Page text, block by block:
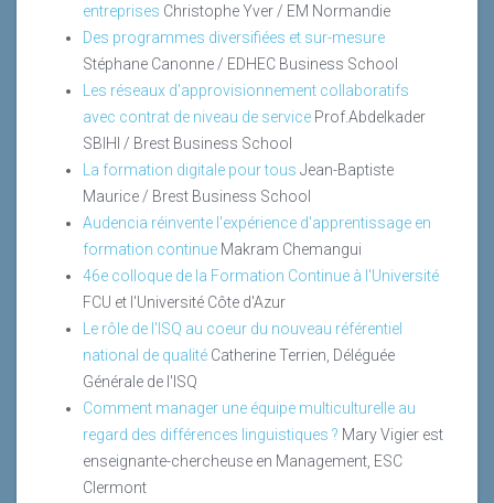
entreprises Christophe Yver / EM Normandie
Des programmes diversifiées et sur-mesure
Stéphane Canonne / EDHEC Business School
Les réseaux d'approvisionnement collaboratifs
avec contrat de niveau de service Prof.Abdelkader
SBIHI / Brest Business School
La formation digitale pour tous Jean-Baptiste
Maurice / Brest Business School
Audencia réinvente l'expérience d'apprentissage en
formation continue Makram Chemangui
46e colloque de la Formation Continue à l'Université
FCU et l'Université Côte d'Azur
Le rôle de l'ISQ au coeur du nouveau référentiel
national de qualité Catherine Terrien, Déléguée
Générale de l'ISQ
Comment manager une équipe multiculturelle au
regard des différences linguistiques ? Mary Vigier est
enseignante-chercheuse en Management, ESC
Clermont